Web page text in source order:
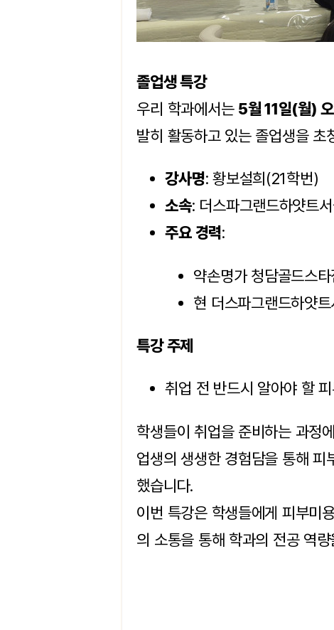
졸업생 특강
우리 학과에서는 5월 11일(월)
발히 활동하고 있는 졸업생을 초
강사명: 황보설희(21학번)
소속: 더스파그랜드하얏트
주요 경력:
약손명가 청담골드스
현 더스파그랜드하얏
특강 주제
취업 전 반드시 알아야 할
학생들이 취업을 준비하는 과정
업생의 생생한 경험담을 통해
했습니다.
이번 특강은 학생들에게 피부미
의 소통을 통해 학과의 전공 역